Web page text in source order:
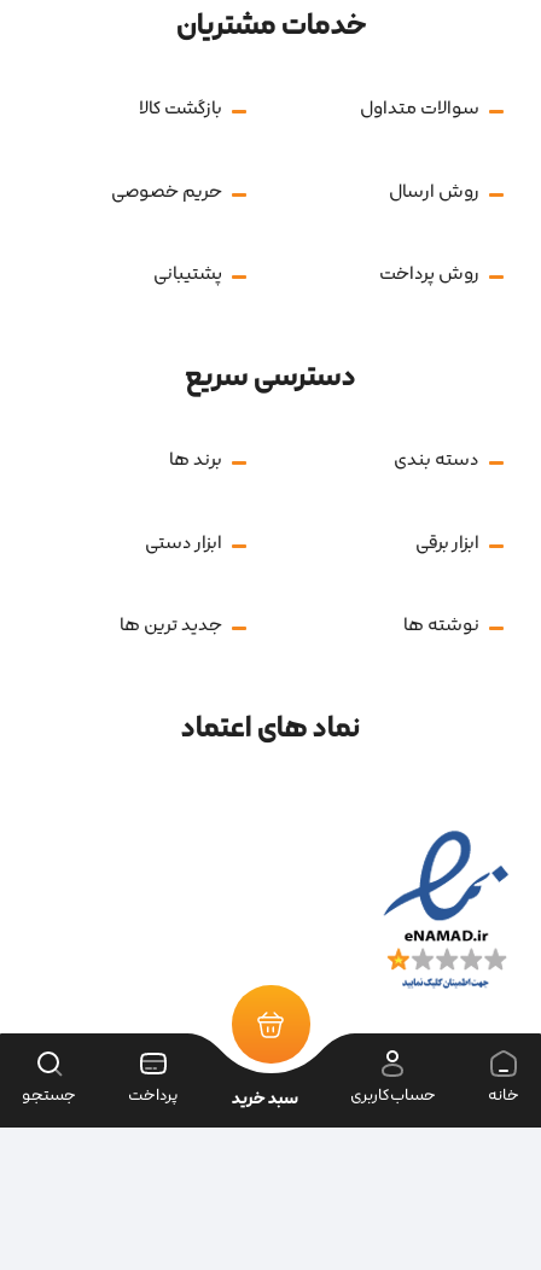
خدمات مشتریان
سوالات متداول بازگشت کالا
روش ارسال حریم خصوصی
روش پرداخت پشتیبانی
دسترسی سریع
دسته بندی برند ها
ابزار برقی ابزار دستی
نوشته ها جدید ترین ها
نماد های اعتماد
خانه حساب‌کاربری سبد خرید پرداخت جستجو